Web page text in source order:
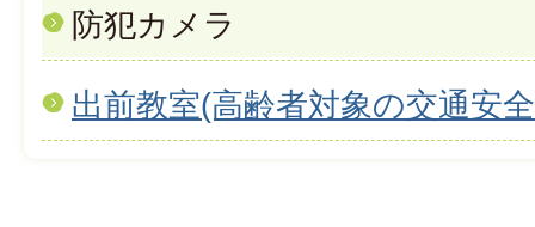
防犯カメラ
出前教室(高齢者対象の交通安